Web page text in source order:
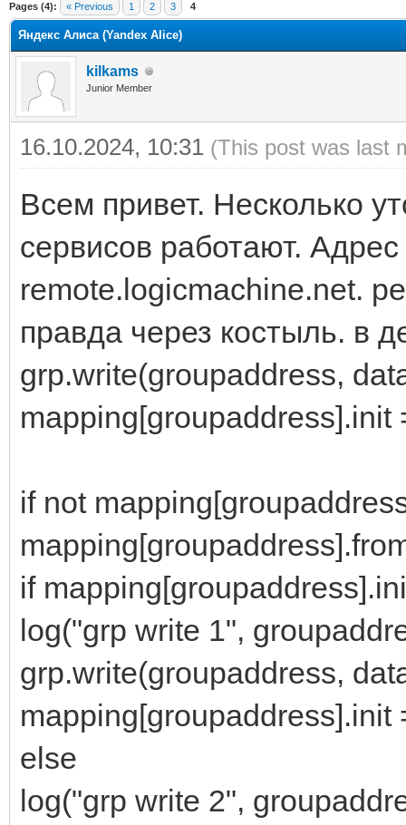
Pages (4): « Previous 1 2 3 4
Яндекс Алиса (Yandex Alice)
kilkams
Junior Member
16.10.2024, 10:31 (This post was last
Всем привет. Несколько
сервисов работают.
remote.logicmachine.net.
правда через костыль. в
grp.write(groupaddress,
mapping[groupaddress].init
if not
if
log("grp write 1",
grp.write(groupaddress,
mapping[groupaddress].init
else
log("grp write 2",